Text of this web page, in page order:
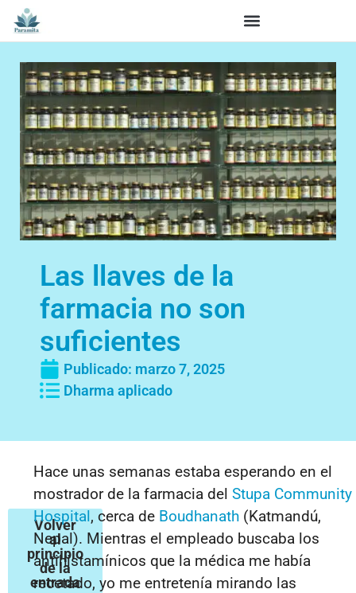
Las llaves de la
farmacia no son
suficientes
Publicado: marzo 7, 2025
Dharma aplicado
Volver
al
principio
de la
entrada
Hace unas semanas estaba esperando en el
mostrador de la farmacia del Stupa Community
Hospital, cerca de Boudhanath (Katmandú,
Nepal). Mientras el empleado buscaba los
antihistamínicos que la médica me había
recetado, yo me entretenía mirando las